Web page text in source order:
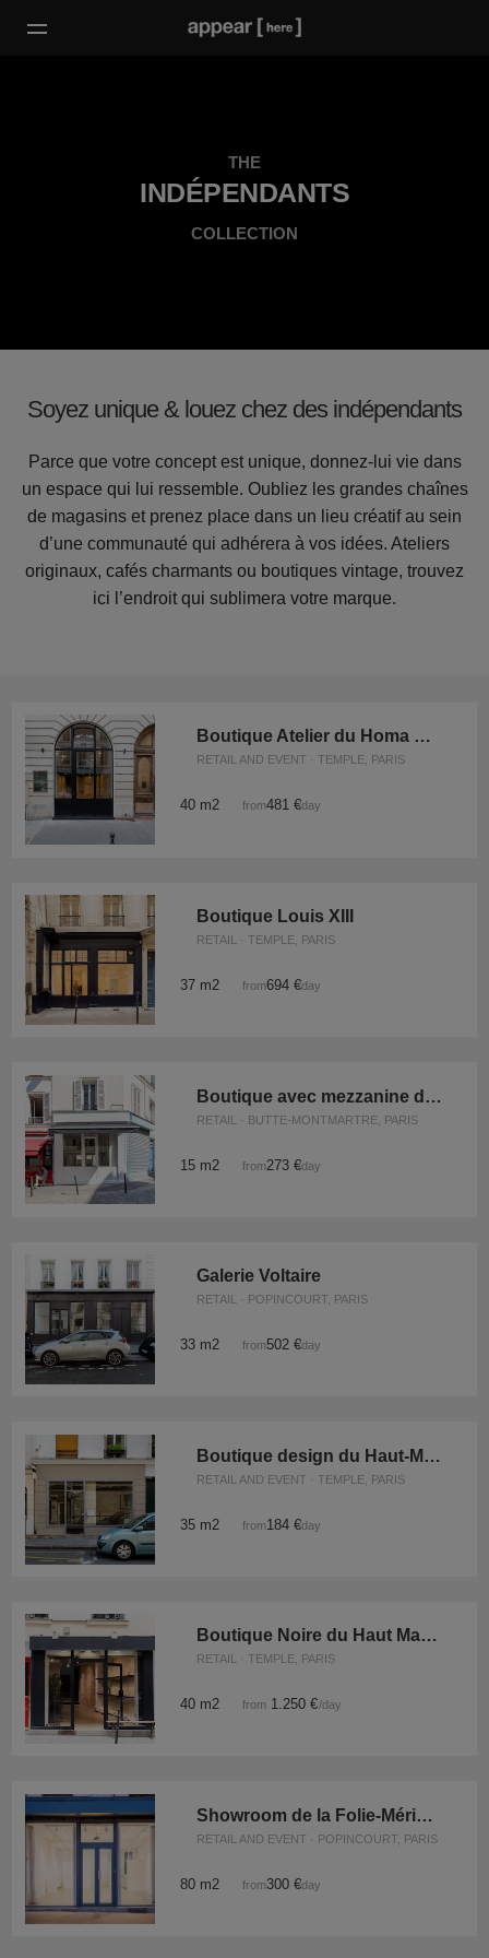
THE
INDÉPENDANTS
COLLECTION
Soyez unique & louez chez des indépendants
Parce que votre concept est unique, donnez-lui vie dans
un espace qui lui ressemble. Oubliez les grandes chaînes
de magasins et prenez place dans un lieu créatif au sein
d’une communauté qui adhérera à vos idées. Ateliers
originaux, cafés charmants ou boutiques vintage, trouvez
ici l’endroit qui sublimera votre marque.
Boutique Atelier du Homa Village
RETAIL AND EVENT · TEMPLE, PARIS
40 m2 from481 €/day
Boutique Louis XIII
RETAIL · TEMPLE, PARIS
37 m2 from694 €/day
Boutique avec mezzanine des Abbesses
RETAIL · BUTTE-MONTMARTRE, PARIS
15 m2 from273 €/day
Galerie Voltaire
RETAIL · POPINCOURT, PARIS
33 m2 from502 €/day
Boutique design du Haut-Marais
RETAIL AND EVENT · TEMPLE, PARIS
35 m2 from184 €/day
Boutique Noire du Haut Marais
RETAIL · TEMPLE, PARIS
40 m2 from 1.250 €/day
Showroom de la Folie-Méricourt
RETAIL AND EVENT · POPINCOURT, PARIS
80 m2 from300 €/day